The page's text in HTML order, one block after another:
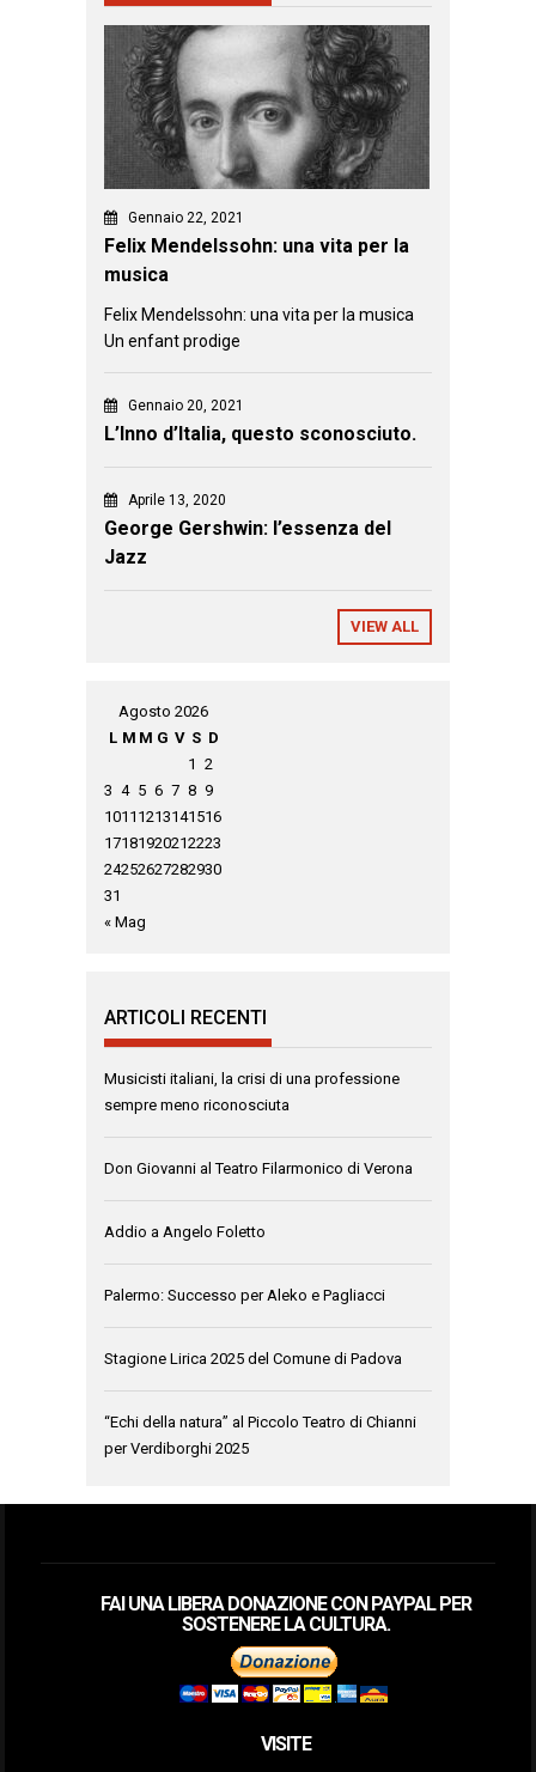
Gennaio 22, 2021
Felix Mendelssohn: una vita per la
musica
Felix Mendelssohn: una vita per la musica
Un enfant prodige
Gennaio 20, 2021
L’Inno d’Italia, questo sconosciuto.
Aprile 13, 2020
George Gershwin: l’essenza del
Jazz
VIEW ALL
Agosto 2026
L M M G V S D
1 2
3 4 5 6 7 8 9
1011 1213141516
17181920212223
24252627282930
31
« Mag
ARTICOLI RECENTI
Musicisti italiani, la crisi di una professione
sempre meno riconosciuta
Don Giovanni al Teatro Filarmonico di Verona
Addio a Angelo Foletto
Palermo: Successo per Aleko e Pagliacci
Stagione Lirica 2025 del Comune di Padova
“Echi della natura” al Piccolo Teatro di Chianni
per Verdiborghi 2025
FAI UNA LIBERA DONAZIONE CON PAYPAL PER
SOSTENERE LA CULTURA.
VISITE